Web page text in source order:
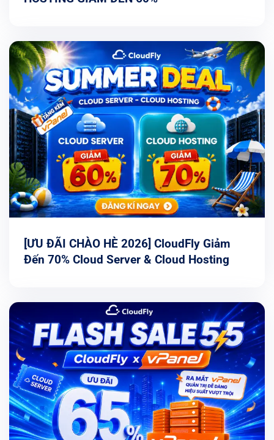
[ƯU ĐÃI CHÀO HÈ 2026] CloudFly Giảm
Đến 70% Cloud Server & Cloud Hosting